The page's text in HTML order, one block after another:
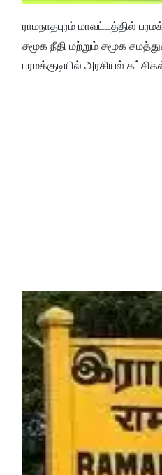
ராமநாதபுரம் மாவட்டத்தில்
சமூக நீதி மற்றும் சமூக
பரமக்குடியில் அரசியல்